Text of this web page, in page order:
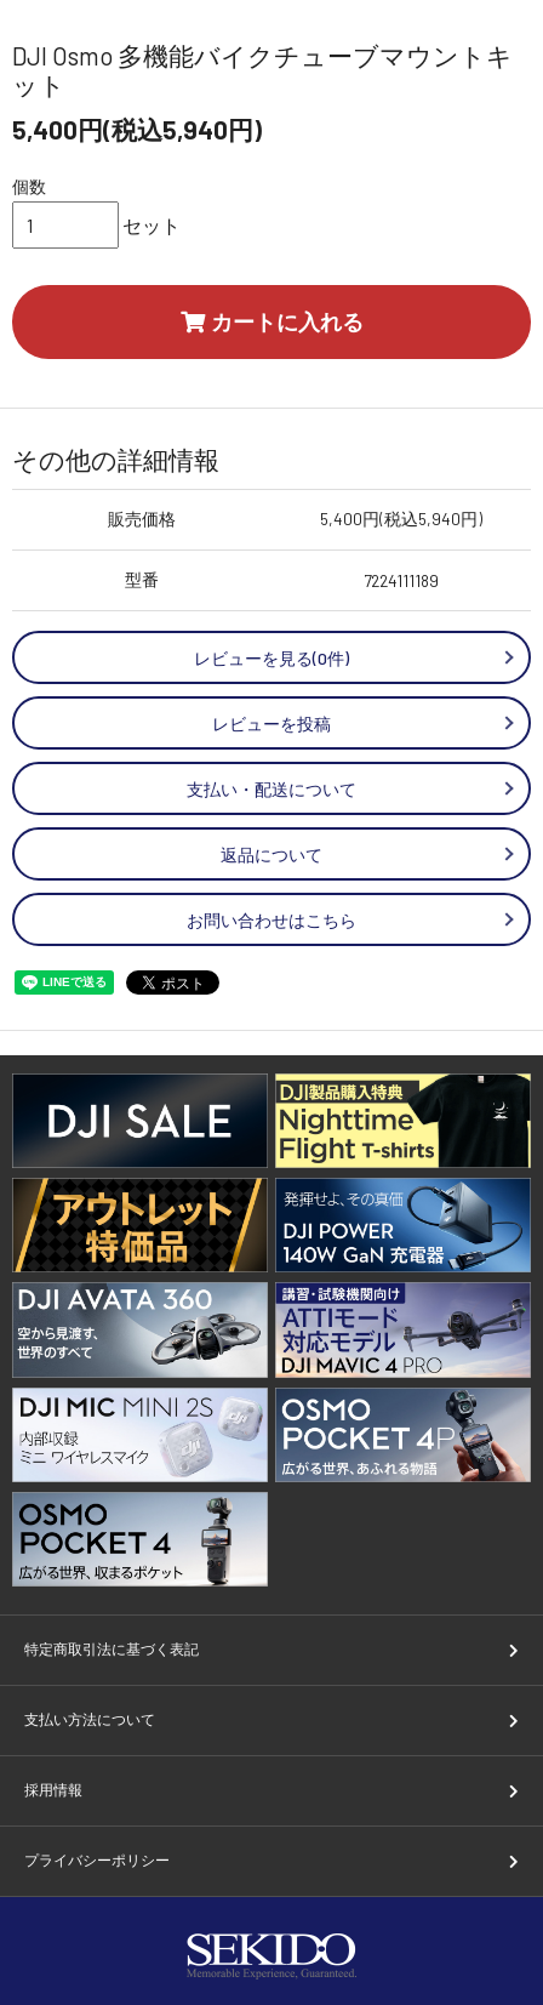
DJI Osmo 多機能バイクチューブマウントキ
ット
5,400円(税込5,940円)
個数
セット
カートに入れる
その他の詳細情報
販売価格 5,400円(税込5,940円)
型番 7224111189
レビューを見る(0件)
レビューを投稿
支払い・配送について
返品について
お問い合わせはこちら
特定商取引法に基づく表記
支払い方法について
採用情報
プライバシーポリシー